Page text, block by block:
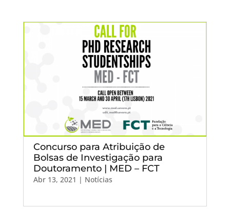
Concurso para Atribuição de
Bolsas de Investigação para
Doutoramento | MED – FCT
Abr 13, 2021 | Notícias